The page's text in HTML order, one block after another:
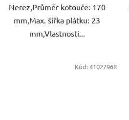
Nerez,Průměr kotouče: 170
mm,Max. šířka plátku: 23
mm,Vlastnosti...
Kód:41027968